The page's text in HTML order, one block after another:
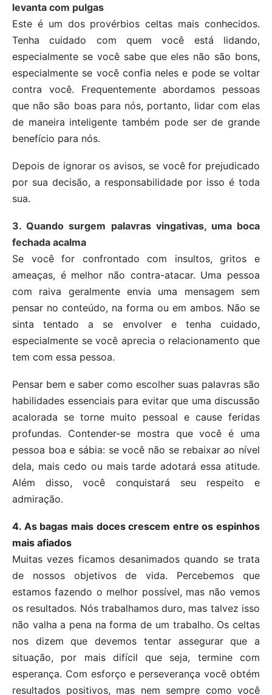
levanta com pulgas
Este é um dos provérbios celtas mais conhecidos.
Tenha cuidado com quem você está lidando,
especialmente se você sabe que eles não são bons,
especialmente se você confia neles e pode se voltar
contra você. Frequentemente abordamos pessoas
que não são boas para nós, portanto, lidar com elas
de maneira inteligente também pode ser de grande
benefício para nós.
Depois de ignorar os avisos, se você for prejudicado
por sua decisão, a responsabilidade por isso é toda
sua.
3. Quando surgem palavras vingativas, uma boca
fechada acalma
Se você for confrontado com insultos, gritos e
ameaças, é melhor não contra-atacar. Uma pessoa
com raiva geralmente envia uma mensagem sem
pensar no conteúdo, na forma ou em ambos. Não se
sinta tentado a se envolver e tenha cuidado,
especialmente se você aprecia o relacionamento que
tem com essa pessoa.
Pensar bem e saber como escolher suas palavras são
habilidades essenciais para evitar que uma discussão
acalorada se torne muito pessoal e cause feridas
profundas. Contender-se mostra que você é uma
pessoa boa e sábia: se você não se rebaixar ao nível
dela, mais cedo ou mais tarde adotará essa atitude.
Além disso, você conquistará seu respeito e
admiração.
4. As bagas mais doces crescem entre os espinhos
mais afiados
Muitas vezes ficamos desanimados quando se trata
de nossos objetivos de vida. Percebemos que
estamos fazendo o melhor possível, mas não vemos
os resultados. Nós trabalhamos duro, mas talvez isso
não valha a pena na forma de um trabalho. Os celtas
nos dizem que devemos tentar assegurar que a
situação, por mais difícil que seja, termine com
esperança. Com esforço e perseverança você obtém
resultados positivos, mas nem sempre como você